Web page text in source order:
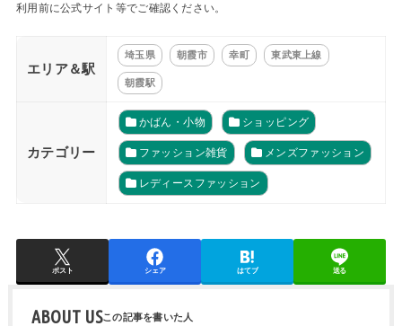
利用前に公式サイト等でご確認ください。
エリア＆駅
埼玉県 朝霞市 幸町 東武東上線
朝霞駅
カテゴリー
かばん・小物 ショッピング
ファッション雑貨 メンズファッション
レディースファッション
ポスト シェア はてブ 送る
ABOUT US